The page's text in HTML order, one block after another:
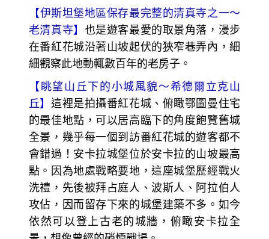
【伊斯坦堡地區保存最完整的清真寺之一～
老清真寺】 也是遊客最愛的取景角落，漫步
在番紅花城沿著山坡起伏的狹窄巷弄內，細
細觀察此地動輒數百年的老房子。
【 眺望山丘下的小城風貌～希德爾立克山
丘】這裡是拍攝番紅花城、俯瞰鄂圖曼住宅
的最佳地點，可以居高臨下的角度飽覽舊城
全景，幾乎每一個到訪番紅花城的遊客都不
會錯過！安卡拉城堡位於安卡拉的山坡最高
點。因為地處戰略要地，這座城堡歷經戰火
洗禮，先後被拜占庭人、波斯人、阿拉伯人
攻佔，因而留存下來的城堡建築不多。如今
依然可以登上古老的城牆，俯瞰安卡拉全